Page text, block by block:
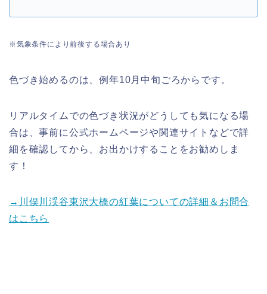
※気象条件により前後する場合あり
色づき始めるのは、例年10月中旬ごろからです。
リアルタイムでの色づき状況がどうしても気になる場
合は、事前に公式ホームページや関連サイトなどで詳
細を確認してから、お出かけすることをお勧めし ま
す！
→川俣川渓谷東沢大橋の紅葉についての詳細＆お問合
はこちら